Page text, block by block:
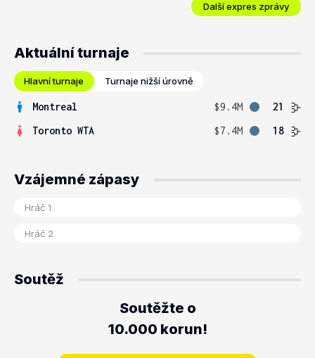
Další expres zprávy
Aktuální turnaje
Hlavní turnaje Turnaje nižší úrovně
Montreal $9.4M
21
Toronto WTA
$7.4M 18
Vzájemné zápasy
Soutěž
Soutěžte o
10.000 korun!